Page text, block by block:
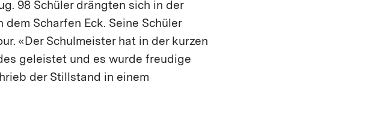
98 Schüler drängten sich in der
Scharfen Eck. Seine Schüler
«Der Schulmeister hat in der kurzen
geleistet und es wurde freudige
der Stillstand in einem